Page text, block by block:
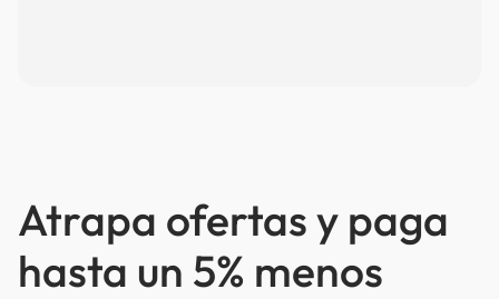
Atrapa ofertas y paga
hasta un 5% menos